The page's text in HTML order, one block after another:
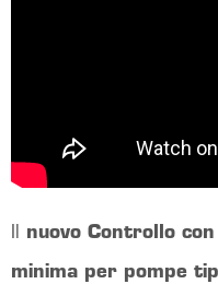
nuovo Controllo
minima per pompe